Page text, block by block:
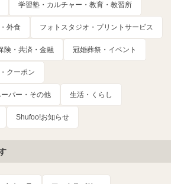
学習塾・カルチャー・教育・教習所
外食 フォトスタジオ・プリントサービス
険・共済・金融 冠婚葬祭・イベント
クーポン
パー・その他 生活・くらし
Shufoo!お知らせ